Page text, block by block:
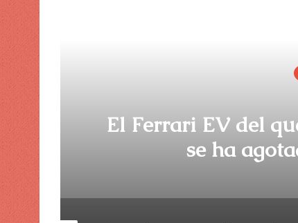
El Ferrari EV del
se ha